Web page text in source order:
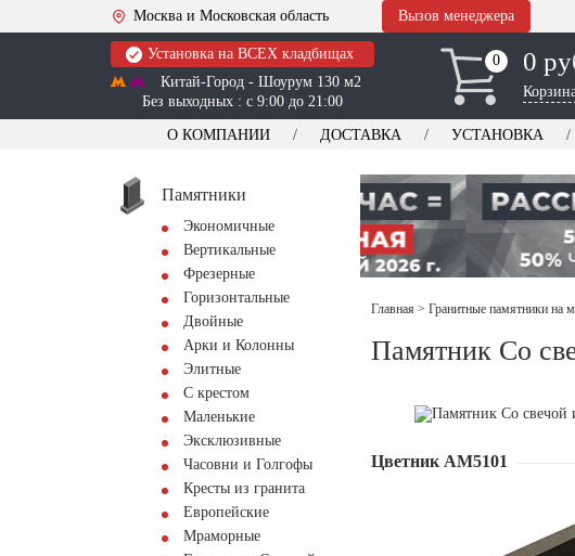
Москва и Московская область Вызов менеджера
Установка на ВСЕХ кладбищах
Китай-Город - Шоурум 130 м2
Без выходных : с 9:00 до 21:00
0
0 0
О КОМПАНИИ ДОСТАВКА УСТАНОВКА
Памятники
Экономичные
Вертикальные
Фрезерные
Горизонтальные
Двойные
Арки и Колонны
Элитные
С крестом
Маленькие
Эксклюзивные
Часовни и Голгофы
Кресты из гранита
Европейские
Мраморные
Главная > Гранитные памятники на
Памятник Со
Цветник АМ5101